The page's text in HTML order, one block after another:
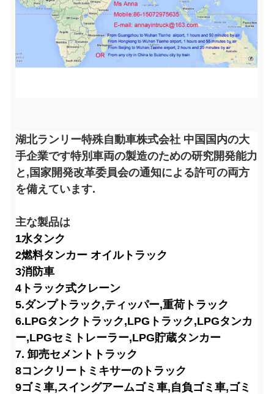
湖北ランリー特殊自動車株式会社 中国国内の大
手企業です特別車両の製造のための研究開発能力
と,国家開発改革委員会の通知による許可の両方
を備えています.
主な製品は
1水タンク
2燃料タンカー オイルトラック
3消防車
4トラック式クレーン
5.ダンプトラック,ティッパー,重荷トラック
6.LPGタンクトラック,LPGトラック,LPGタンカ
ー,LPGセミトレーラー,LPG貯蔵タンカー
7. 卸売セメントトラック
8コンクリートミキサーのトラック
9ゴミ車,スイングアームゴミ車,自負ゴミ車,ゴミ